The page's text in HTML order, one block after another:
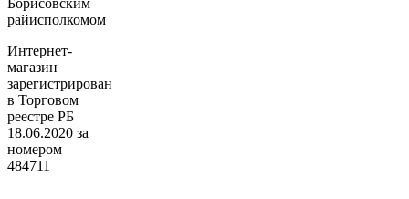
Борисовским
райисполкомом
Интернет-
магазин
зарегистрирован
в Торговом
реестре РБ
18.06.2020 за
номером
484711